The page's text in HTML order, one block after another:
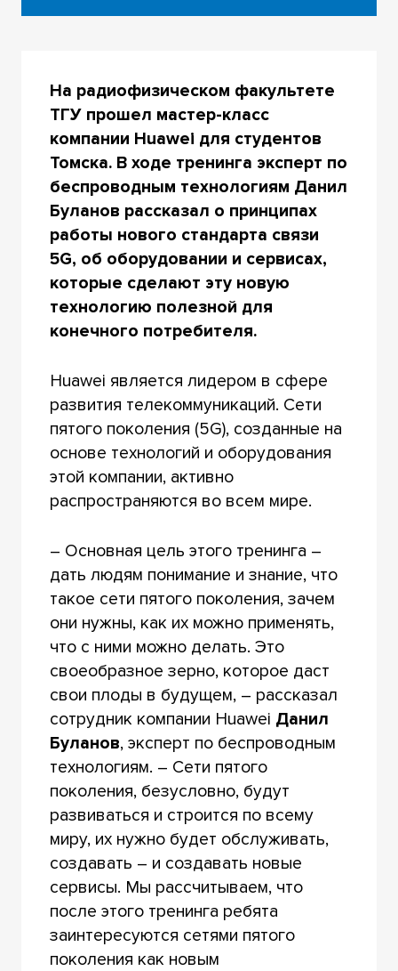
На радиофизическом факультете
ТГУ прошел мастер-класс
компании Huawei для студентов
Томска. В ходе тренинга эксперт по
беспроводным технологиям Данил
Буланов рассказал о принципах
работы нового стандарта связи
5G, об оборудовании и сервисах,
которые сделают эту новую
технологию полезной для
конечного потребителя.
Huawei является лидером в сфере
развития телекоммуникаций. Сети
пятого поколения (5G), созданные на
основе технологий и оборудования
этой компании, активно
распространяются во всем мире.
– Основная цель этого тренинга –
дать людям понимание и знание, что
такое сети пятого поколения, зачем
они нужны, как их можно применять,
что с ними можно делать. Это
своеобразное зерно, которое даст
свои плоды в будущем, – рассказал
сотрудник компании Huawei Данил
Буланов, эксперт по беспроводным
технологиям. – Сети пятого
поколения, безусловно, будут
развиваться и строится по всему
миру, их нужно будет обслуживать,
создавать – и создавать новые
сервисы. Мы рассчитываем, что
после этого тренинга ребята
заинтересуются сетями пятого
поколения как новым